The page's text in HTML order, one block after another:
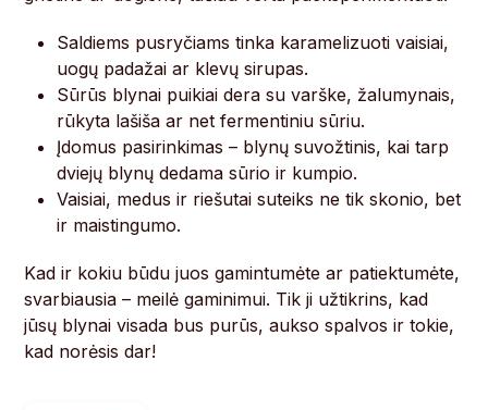
Saldiems pusryčiams tinka karamelizuoti vaisiai,
uogų padažai ar klevų sirupas.
Sūrūs blynai puikiai dera su varške, žalumynais,
rūkyta lašiša ar net fermentiniu sūriu.
Įdomus pasirinkimas – blynų suvožtinis, kai tarp
dviejų blynų dedama sūrio ir kumpio.
Vaisiai, medus ir riešutai suteiks ne tik skonio, bet
ir maistingumo.
Kad ir kokiu būdu juos gamintumėte ar patiektumėte,
svarbiausia – meilė gaminimui. Tik ji užtikrins, kad
jūsų blynai visada bus purūs, aukso spalvos ir tokie,
kad norėsis dar!